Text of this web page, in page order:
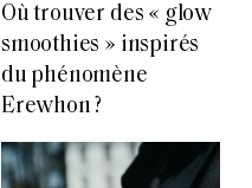
Où trouver des « glow
smoothies » inspirés
du phénomène
Erewhon ?